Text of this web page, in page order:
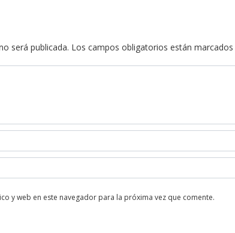
será publicada. Los campos obligatorios están marcados
y web en este navegador para la próxima vez que comente.